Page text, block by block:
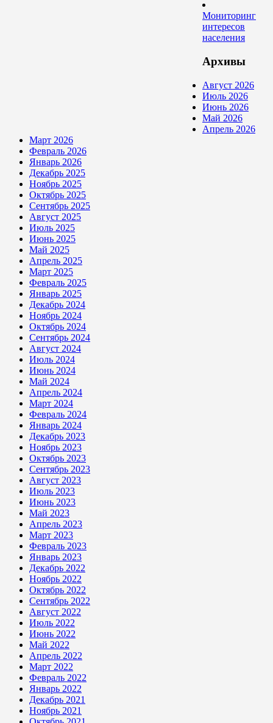
Мониторинг
интересов
населения
Архивы
Август 2026
Июль 2026
Июнь 2026
Май 2026
Апрель 2026
Март 2026
Февраль 2026
Январь 2026
Декабрь 2025
Ноябрь 2025
Октябрь 2025
Сентябрь 2025
Август 2025
Июль 2025
Июнь 2025
Май 2025
Апрель 2025
Март 2025
Февраль 2025
Январь 2025
Декабрь 2024
Ноябрь 2024
Октябрь 2024
Сентябрь 2024
Август 2024
Июль 2024
Июнь 2024
Май 2024
Апрель 2024
Март 2024
Февраль 2024
Январь 2024
Декабрь 2023
Ноябрь 2023
Октябрь 2023
Сентябрь 2023
Август 2023
Июль 2023
Июнь 2023
Май 2023
Апрель 2023
Март 2023
Февраль 2023
Январь 2023
Декабрь 2022
Ноябрь 2022
Октябрь 2022
Сентябрь 2022
Август 2022
Июль 2022
Июнь 2022
Май 2022
Апрель 2022
Март 2022
Февраль 2022
Январь 2022
Декабрь 2021
Ноябрь 2021